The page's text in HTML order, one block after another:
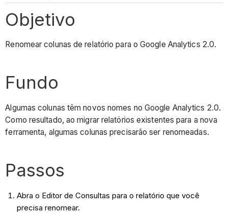
Objetivo
Renomear colunas de relatório para o Google Analytics 2.0.
Fundo
Algumas colunas têm novos nomes no Google Analytics 2.0.
Como resultado, ao migrar relatórios existentes para a nova
ferramenta, algumas colunas precisarão ser renomeadas.
Passos
Abra o Editor de Consultas para o relatório que você
precisa renomear.